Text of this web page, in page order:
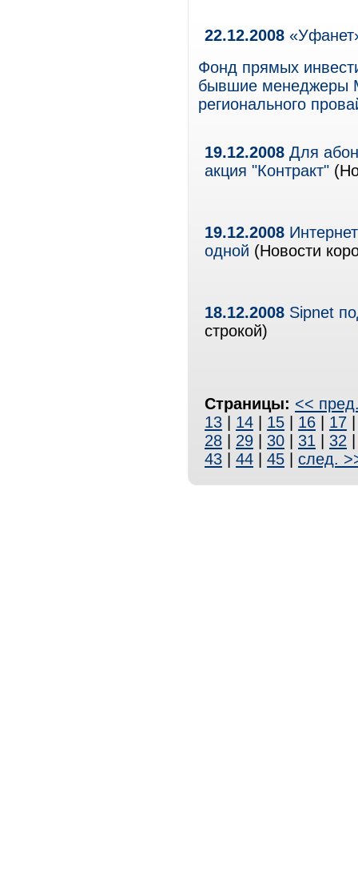
22.12.2008
Фонд прямых
бывшие менеджеры
регионального
19.12.2008 Для
акция "Контракт"
19.12.2008
одной (Новости
18.12.2008 Sipnet
строкой)
Страницы: <<
13
14 15 16 17
28
29 30 31 32
43
44 45 след.